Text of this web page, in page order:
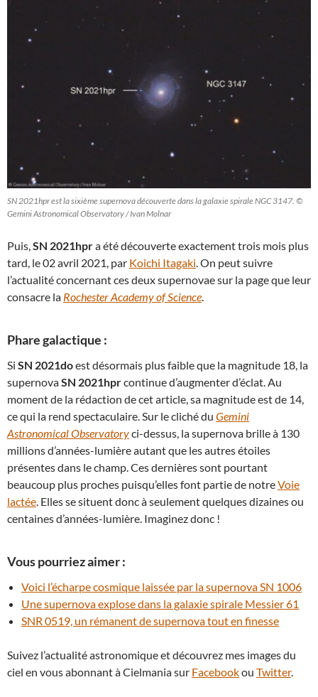
SN 2021hpr est la sixième supernova découverte dans la galaxie spirale NGC 3147. ©
Gemini Astronomical Observatory / Ivan Molnar
Puis,SN 2021hpra été découverte exactement trois mois plus
tard, le 02 avril 2021, par Koichi Itagaki. On peut suivre
l’actualité concernant ces deux supernovae sur la page que leur
consacre la Rochester Academy of Science.
Phare galactique :
Si SN 2021doest désormais plus faible que la magnitude 18, la
supernovaSN 2021hprcontinue d’augmenter d’éclat. Au
moment de la rédaction de cet article, sa magnitude est de 14,
ce qui la rend spectaculaire. Sur le cliché du Gemini
Astronomical Observatoryci-dessus, la supernova brille à 130
millions d’années-lumière autant que les autres étoiles
présentes dans le champ. Ces dernières sont pourtant
beaucoup plus proches puisqu’elles font partie de notreVoie
lactée. Elles se situent donc à seulement quelques dizaines ou
centaines d’années-lumière. Imaginez donc !
Vous pourriez aimer :
Voici l’écharpe cosmique laissée par la supernova SN 1006
Une supernova explose dans la galaxie spirale Messier 61
SNR 0519, un rémanent de supernova tout en finesse
Suivez l’actualité astronomique et découvrez mes images du
ciel en vous abonnant à Cielmania sur Facebookou Twitter.